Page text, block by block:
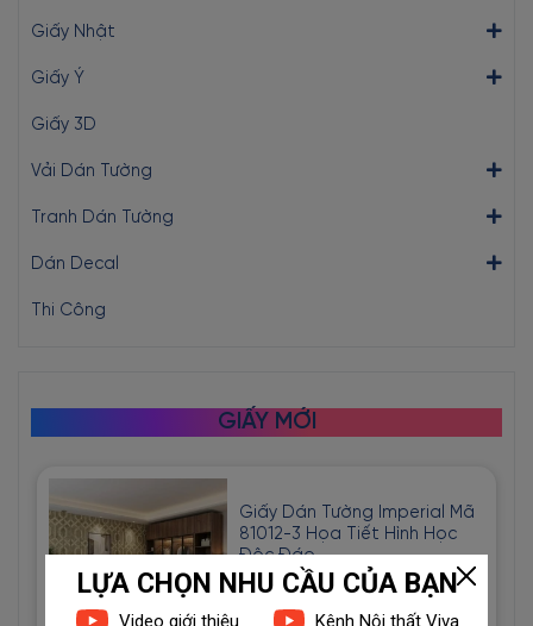
Giấy Nhật
Giấy Ý
Giấy 3D
Vải Dán Tường
Tranh Dán Tường
Dán Decal
Thi Công
GIẤY MỚI
Giấy Dán Tường Imperial Mã
81012-3 Họa Tiết Hình Học
Độc Đáo
1đ